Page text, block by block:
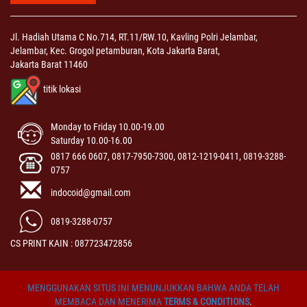
Jl. Hadiah Utama C No.714, RT.11/RW.10, Kavling Polri Jelambar,
Jelambar, Kec. Grogol petamburan, Kota Jakarta Barat,
Jakarta Barat 11460
titik lokasi
Monday to Friday 10.00-19.00
Saturday 10.00-16.00
0817 666 0607, 0817-7950-7300, 0812-1219-0411, 0819-3288-
0757
indocoid@gmail.com
0819-3288-0757
CS PRINT KAIN : 087723472856
MENGGUNAKAN SITUS INI MENUNJUKKAN BAHWA ANDA TELAH
MEMBACA DAN MENERIMATERMS & CONDITIONS.